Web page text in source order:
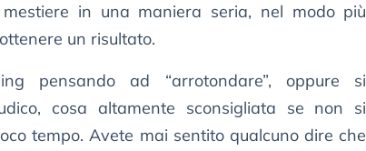
in una maniera seria, nel modo più
un risultato.
pensando ad “arrotondare”, oppure si
cosa altamente sconsigliata se non si
tempo. Avete mai sentito qualcuno dire che